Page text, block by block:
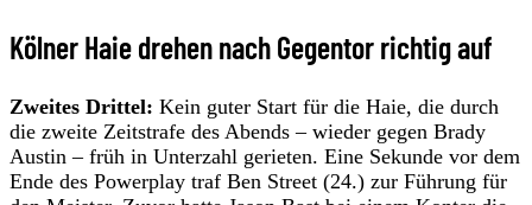
Kölner Haie drehen nach Gegentor richtig auf
Zweites Drittel: Kein guter Start für die Haie, die durch
die zweite Zeitstrafe des Abends – wieder gegen Brady
Austin – früh in Unterzahl gerieten. Eine Sekunde vor dem
Ende des Powerplay traf Ben Street (24.) zur Führung für